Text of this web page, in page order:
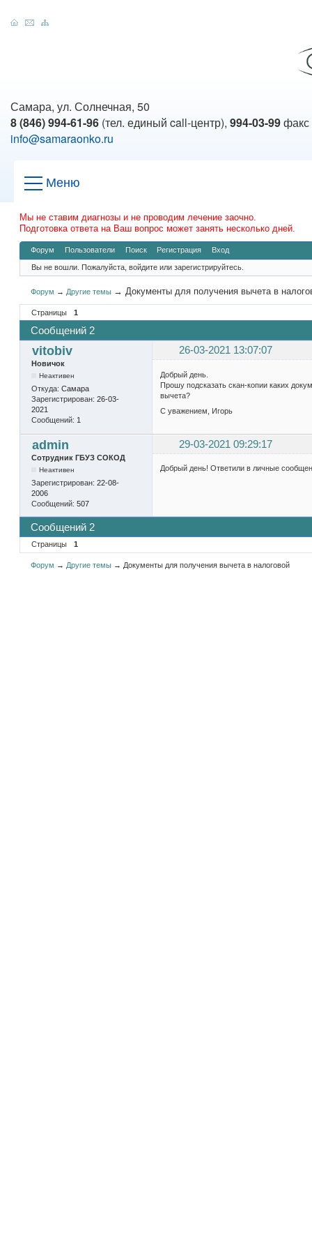
Самара, ул. Солнечная, 50
8 (846) 994-61-96 (тел. единый call-центр), 994-03-99факс
info@samaraonko.ru
Меню
Мы не ставим диагнозы и не проводим лечение заочно.
Подготовка ответа на Ваш вопрос может занять несколько дней.
Форум Пользователи Поиск Регистрация Вход
Вы не вошли. Пожалуйста, войдите или зарегистрируйтесь.
Форум → Другие темы →Документы для получения вычета в
Страницы 1
Сообщений 2
vitobiv 26-03-2021 13:07:07
Новичок
Неактивен
Откуда: Самара
Зарегистрирован: 26-03-
2021
Сообщений: 1
Добрый день.
Прошу подсказать скан-копии каких
вычета?
С уважением, Игорь
admin 29-03-2021 09:29:17
Сотрудник ГБУЗ СОКОД
Неактивен
Зарегистрирован: 22-08-
2006
Сообщений: 507
Добрый день! Ответили в личные
Сообщений 2
Страницы 1
Форум → Другие темы → Документы для получения вычета в налоговой